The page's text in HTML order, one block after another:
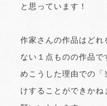
と思っています！
作家さんの作品はどれ
ない１点ものの作品で
めこうした理由での「
けすることができかね